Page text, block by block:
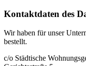
Kontaktdaten des
Wir haben für unser
bestellt.
c/o Städtische